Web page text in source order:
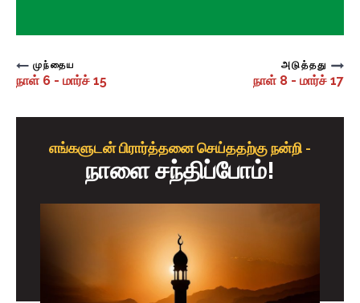
முந்தைய
நாள் 6 - மார்ச் 15
அடுத்தது
நாள் 8 - மார்ச் 17
எங்களுடன் பிரார்த்தனை செய்ததற்கு நன்றி -
நாளை சந்திப்போம்!